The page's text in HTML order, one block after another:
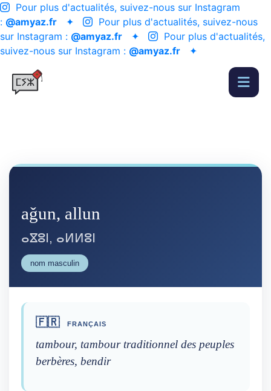
Pour plus d'actualités, suivez-nous sur Instagram
: @amyaz.fr ✦
Pour plus d'actualités, suivez-nous
sur Instagram : @amyaz.fr ✦
Pour plus d'actualités,
suivez-nous sur Instagram : @amyaz.fr ✦
aǧun, allun
ⴰⴵⵓⵏ, ⴰⵍⵍⵓⵏ
nom masculin
🇫🇷 FRANÇAIS
tambour, tambour traditionnel des peuples
berbères, bendir